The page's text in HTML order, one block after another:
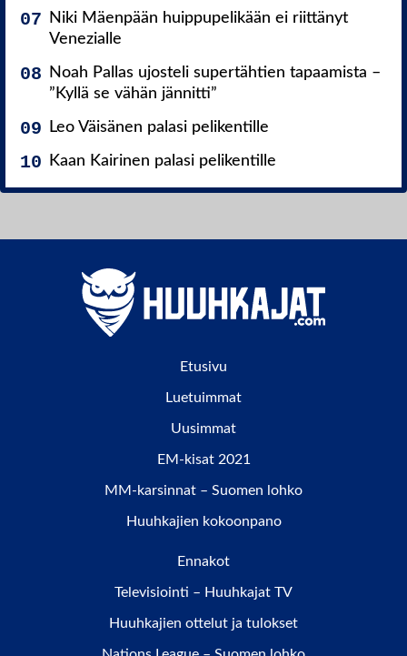
Niki Mäenpään huippupelikään ei riittänyt
Venezialle
Noah Pallas ujosteli supertähtien tapaamista –
”Kyllä se vähän jännitti”
Leo Väisänen palasi pelikentille
Kaan Kairinen palasi pelikentille
Etusivu
Luetuimmat
Uusimmat
EM-kisat 2021
MM-karsinnat – Suomen lohko
Huuhkajien kokoonpano
Ennakot
Televisiointi – Huuhkajat TV
Huuhkajien ottelut ja tulokset